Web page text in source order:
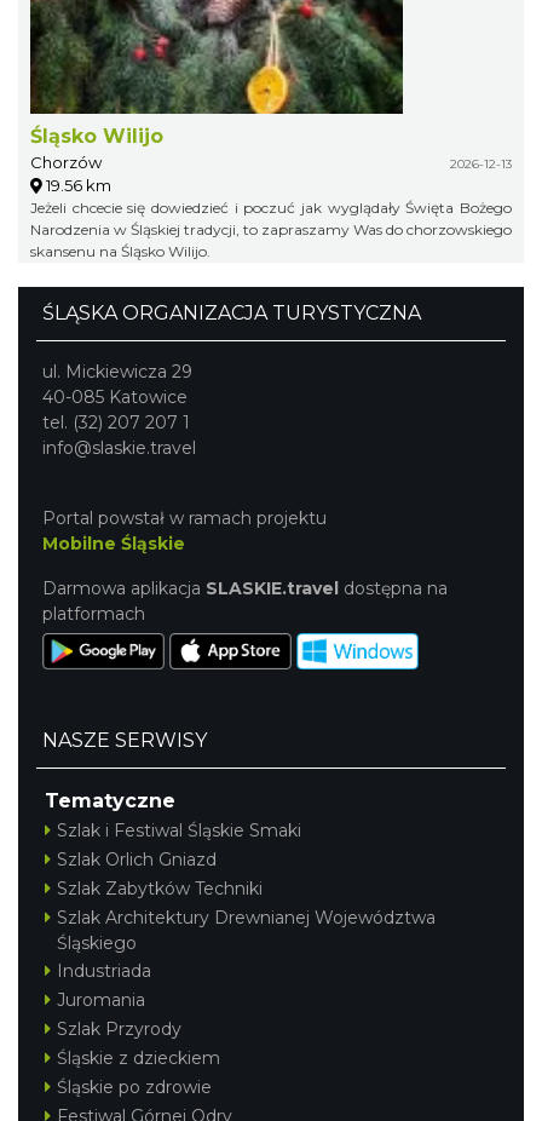
Śląsko Wilijo
Chorzów 2026-12-13
19.56 km
Jeżeli chcecie się dowiedzieć i poczuć jak wyglądały Święta Bożego
Narodzenia w Śląskiej tradycji, to zapraszamy Was do chorzowskiego
skansenu na Śląsko Wilijo.
ŚLĄSKA ORGANIZACJA TURYSTYCZNA
ul. Mickiewicza 29
40-085 Katowice
tel. (32) 207 207 1
info@slaskie.travel
Portal powstał w ramach projektu
Mobilne Śląskie
Darmowa aplikacja SLASKIE.travel dostępna na
platformach
NASZE SERWISY
Tematyczne
Szlak i Festiwal Śląskie Smaki
Szlak Orlich Gniazd
Szlak Zabytków Techniki
Szlak Architektury Drewnianej Województwa
Śląskiego
Industriada
Juromania
Szlak Przyrody
Śląskie z dzieckiem
Śląskie po zdrowie
Festiwal Górnej Odry